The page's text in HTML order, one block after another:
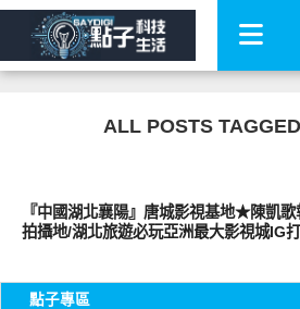
ALL POSTS
『中國湖北襄陽』唐城影視基地★陳凱
拍攝地/湖北旅遊必玩亞洲最大影視城IG
點子專區